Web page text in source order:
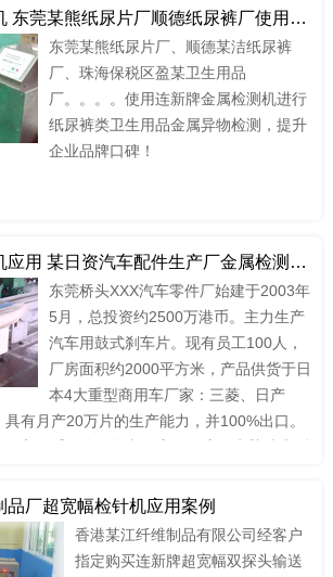
内广为知晓。
东莞某熊纸尿片厂顺德纸尿裤厂使用连新
东莞某熊纸尿片厂、顺德某洁纸尿裤
厂、珠海保税区盈某卫生用品
厂。。。。使用连新牌金属检测机进行
纸尿裤类卫生用品金属异物检测，提升
企业品牌口碑！
应用 某日资汽车配件生产厂金属检测机应
东莞桥头XXX汽车零件厂始建于2003年
5月，总投资约2500万港币。主力生产
汽车用鼓式刹车片。现有员工100人，
厂房面积约2000平方米，产品供货于日
本4大重型商用车厂家：三菱、日产
有月产20万片的生产能力，并100%出口。
品厂超宽幅检针机应用案例
香港某江纤维制品有限公司经客户
指定购买连新牌超宽幅双探头输送